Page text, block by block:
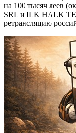
на 100 тысяч леев
SRL и ILK HALK
ретрансляцию